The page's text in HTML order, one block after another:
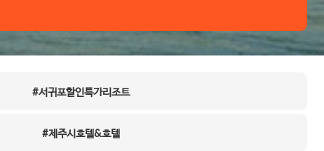
#서귀포할인특가리조트
#제주시호텔&호텔